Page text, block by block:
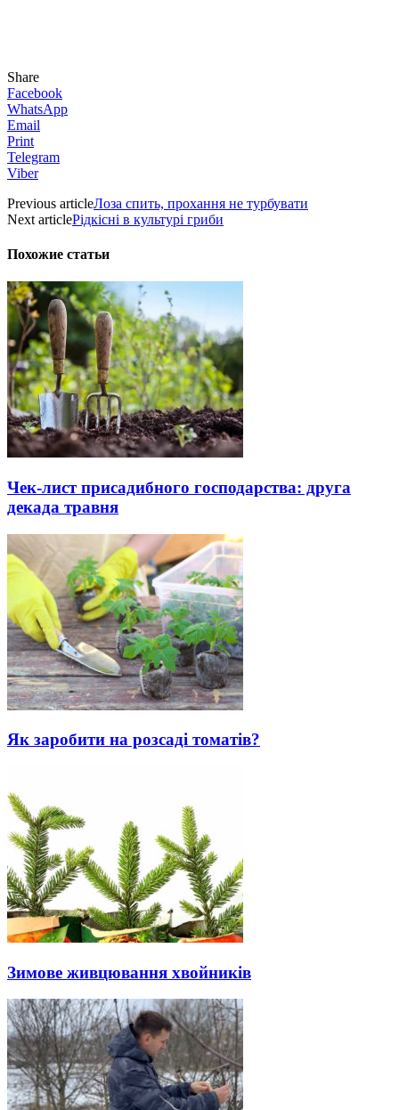
Share
Facebook
WhatsApp
Email
Print
Telegram
Viber
Previous articleЛоза спить, прохання не турбувати
Next articleРідкісні в культурі гриби
Похожие статьи
Чек-лист присадибного господарства: друга
декада травня
Як заробити на розсаді томатів?
Зимове живцювання хвойників